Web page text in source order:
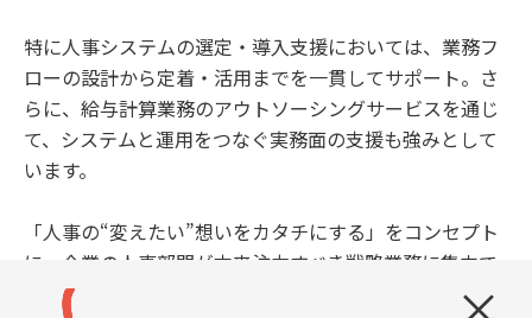
特に人事システムの選定・導入支援においては、業務フ
ローの設計から定着・活用までを一貫してサポート。さ
らに、給与計算業務のアウトソーシングサービスを通じ
て、システムと運用をつなぐ実務面の支援も強みとして
います。
「人事の“変えたい”想いをカタチにする」をコンセプト
に、企業の人事部門が本来注力すべき戦略業務に集中で
きる環境づくりを支援し、人と組織を活かす経営の実現